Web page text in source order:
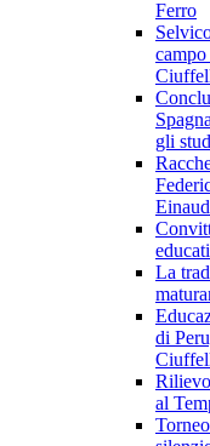
Ferro
gli
La
di
al